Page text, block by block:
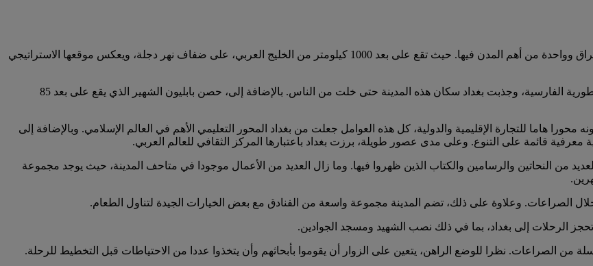
تأسست عاصمة الخلافة العباسية بغداد في عام 762، ولا تزال أكبر مدن العراق وواحدة من أهم المدن فيها. حيث تقع على بعد 1000 كيلومتر من الخليج العربي، على ضفاف نهر دجلة، ويعكس موقعها الاستراتيجي
نشأت بغداد على بعد 30 كيلومترا من قطيسفون التي كانت عاصمة للإمبراطورية الفارسية، وجذبت بغداد سكان هذه المدينة حتى خلت من الناس. بالإضافة إلى، حصن بابليون الشهير الذي يقع على بعد 85
محورا هاما للتجارة الإقليمية والدولية، كل هذه العوامل جعلت من بغداد المحور التعليمي الأهم في العالم الإسلامي. وبالإضافة إلى
معرفية قائمة على التنوع. وعلى مدى عصور طويلة، برزت بغداد باعتبارها المركز الثقافي للعالم العربي.
من النحاتين والرسامين والكتاب الذين ظهروا فيها. وما زال العديد من الأعمال موجودا في متاحف المدينة، حيث يوجد مجموعة
الصراعات. وعلاوة على ذلك، تضم المدينة مجموعة واسعة من الفنادق مع بعض الخيارات الجيدة لتناول الطعام.
تحجز الرحلات إلى بغداد، بما في ذلك نصب الشهيد ومسجد الجوادين.
نظرا للوضع الراهن، يتعين على الزوار أن يقوموا بأبحاثهم وأن يتخذوا عددا من الاحتياطات قبل التخطيط للرحلة.